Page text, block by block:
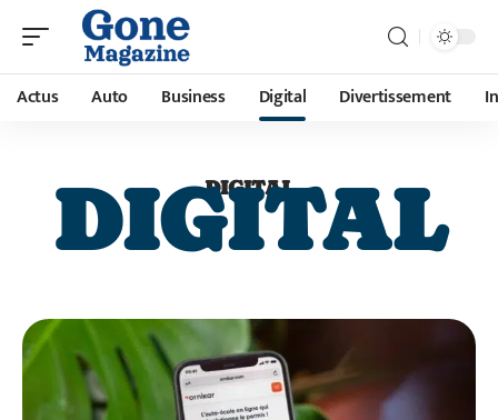
Actus Auto Business Digital Divertissement
DIGITAL
DIGITAL